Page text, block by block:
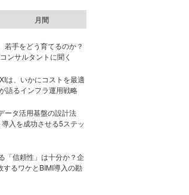
月間
若手をどう育てるのか？
ンサルタントに聞く
は、いかにコストを最適
語るインフラ運用戦略
ータ活用基盤の設計法
入を成功させる5ステッ
「信頼性」は十分か？企
るワケとBIMI導入の勘